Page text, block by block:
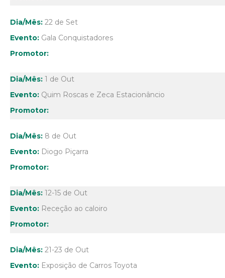
22 de Set
Gala Conquistadores
1 de Out
Quim Roscas e Zeca Estacionâncio
8 de Out
Diogo Piçarra
12-15 de Out
Receção ao caloiro
21-23 de Out
Exposição de Carros Toyota